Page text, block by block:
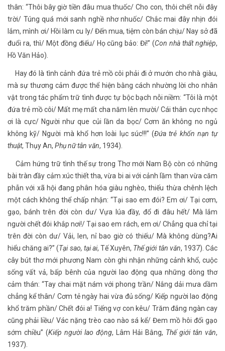
thân: “Thôi bây giờ tiền đâu mua thuốc/ Cho con, thôi chết nỗi đây
trời/ Túng quá mới sanh nghề nhơ nhuốc/ Chắc mai đây nhịn đói
lắm, mình ơi/ Hồi làm cu ly/ Đến mua, tiệm còn bán chịu/ Nay sở đã
đuổi ra, thì/ Một đồng điếu/ Họ cũng bảo: Đi!” (Con nhà thất nghiệp,
Hồ Văn Hảo).
Hay đó là tình cảnh đứa trẻ mồ côi phải đi ở mướn cho nhà giàu,
mà sự thương cảm được thể hiện bằng cách nhường lời cho nhân
vật trong tác phẩm trữ tình được tự bộc bạch nỗi niềm: “Tôi là một
đứa trẻ mồ côi/ Mất mẹ mất cha năm lên mười/ Cái thân cực nhọc
ơi là cực/ Người như que củi lần da bọc/ Cơm ăn không no ngủ
không kỹ/ Người mà khổ hơn loài lục súc!!!” (Đứa trẻ khốn nạn tự
thuật, Thụy An, Phụ nữ tân văn, 1934).
Cảm hứng trữ tình thế sự trong Thơ mới Nam Bộ còn có những
bài tràn đầy cảm xúc thiết tha, vừa bi ai với cảnh lầm than vừa căm
phẫn với xã hội đang phân hóa giàu nghèo, thiếu thừa chênh lệch
một cách không thể chấp nhận: “Tại sao em đói? Em ơi/ Tại cơm,
gạo, bánh trên đời còn dư/ Vựa lúa đầy, đổ đi đâu hết/ Mà lắm
người chết đói khắp nơi!/ Tại sao em rách, em ơi/ Chẳng qua chỉ tại
trên đời còn dư/ Vải, len, nỉ bao giờ có thiếu/ Mà không dùng?Ai
hiểu chăng ai?” (Tại sao, tại ai, Tế Xuyên, Thế giới tân văn, 1937). Các
cây bút thơ mới phương Nam còn ghi nhận những cảnh khổ, cuộc
sống vất vả, bấp bênh của người lao động qua những dòng thơ
cảm thán: “Tay chai mặt nám với phong trần/ Nắng dải mưa dầm
chẳng kể thân/ Cơm tẻ ngày hai vừa đủ sống/ Kiếp người lao động
khổ trăm phần/ Chết đói a! Tiếng vợ con kêu/ Trăm đắng ngàn cay
cũng phải liều/ Vác nặng trèo cao nào sá kể/ Đem mồ hôi đổi gạo
sớm chiều” (Kiếp người lao động, Lâm Hải Bằng, Thế giới tân văn,
1937).